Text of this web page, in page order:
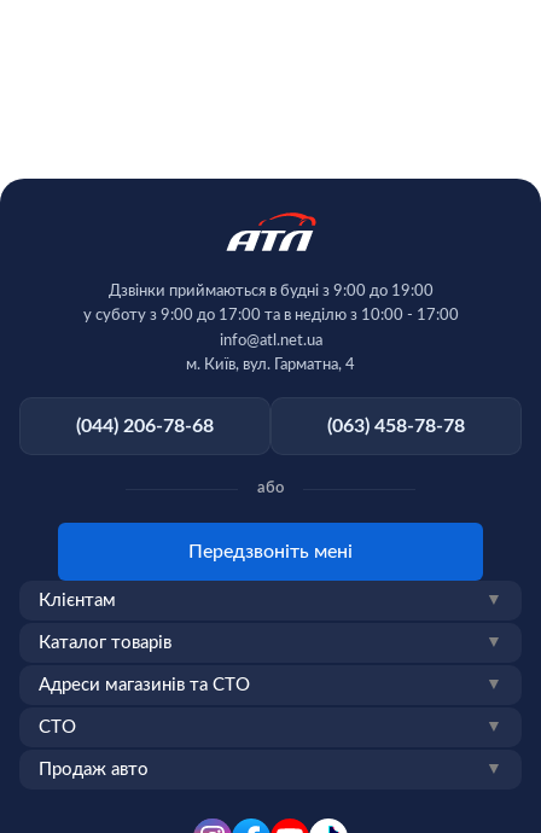
(044) 206-78-68 (063) 458-78-78
Дзвінки приймаються в будні з 9:00 до 19:00
у суботу з 9:00 до 17:00 та в неділю з 10:00 - 17:00
info@atl.net.ua
м. Київ, вул. Гарматна, 4
або
Передзвоніть мені
Клієнтам ▼
Каталог товарів ▼
Адреси магазинів та СТО ▼
СТО ▼
Продаж авто ▼